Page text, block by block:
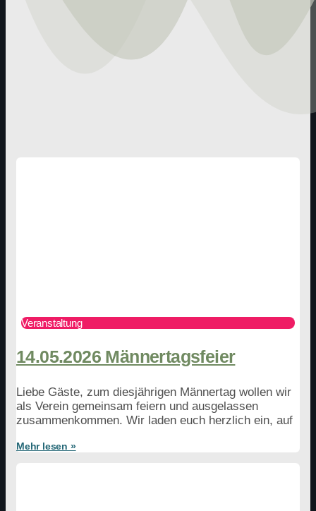
Veranstaltung
14.05.2026 Männertagsfeier
Liebe Gäste, zum diesjährigen Männertag wollen wir
als Verein gemeinsam feiern und ausgelassen
zusammenkommen. Wir laden euch herzlich ein, auf
Mehr lesen »